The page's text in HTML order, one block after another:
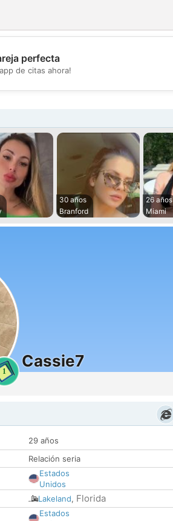
💕
perfecta
de citas ahora!
30 años
Branford
26 años
Miami
1
Cassie7
29 años
Relación seria
Estados
Unidos
Lakeland, Florida
Estados